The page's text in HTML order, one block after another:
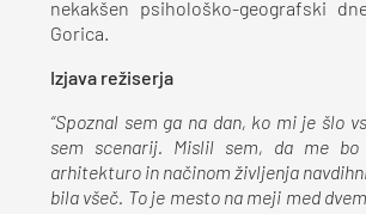
nekakšen psihološko-geografski
Gorica.
Izjava režiserja
“Spoznal sem ga na dan, ko mi je šlo
sem scenarij. Mislil sem, da me
arhitekturo in načinom življenja
bila všeč. To je mesto na meji med